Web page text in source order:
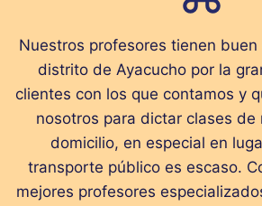
Nuestros profesores tienen
distrito de Ayacucho por la
clientes con los que contamos y
nosotros para dictar clases de
domicilio, en especial en
transporte público es escaso.
mejores profesores